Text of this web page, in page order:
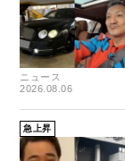
ニュース
2026.08.06
急上昇